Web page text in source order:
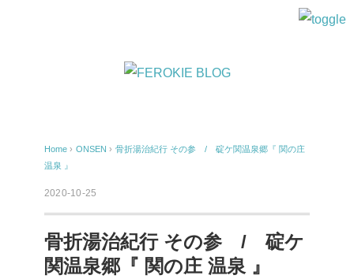
Home › ONSEN › 骨折湯治紀行 その参 / 碇ケ関温泉郷『 関の庄
温泉 』
2020-10-25
骨折湯治紀行 その参 / 碇ケ
関温泉郷『 関の庄 温泉 』